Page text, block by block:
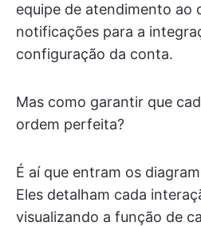
equipe de atendimento ao
notificações para a
configuração da conta.
Mas como garantir que
ordem perfeita?
É aí que entram os
Eles detalham cada
visualizando a função de